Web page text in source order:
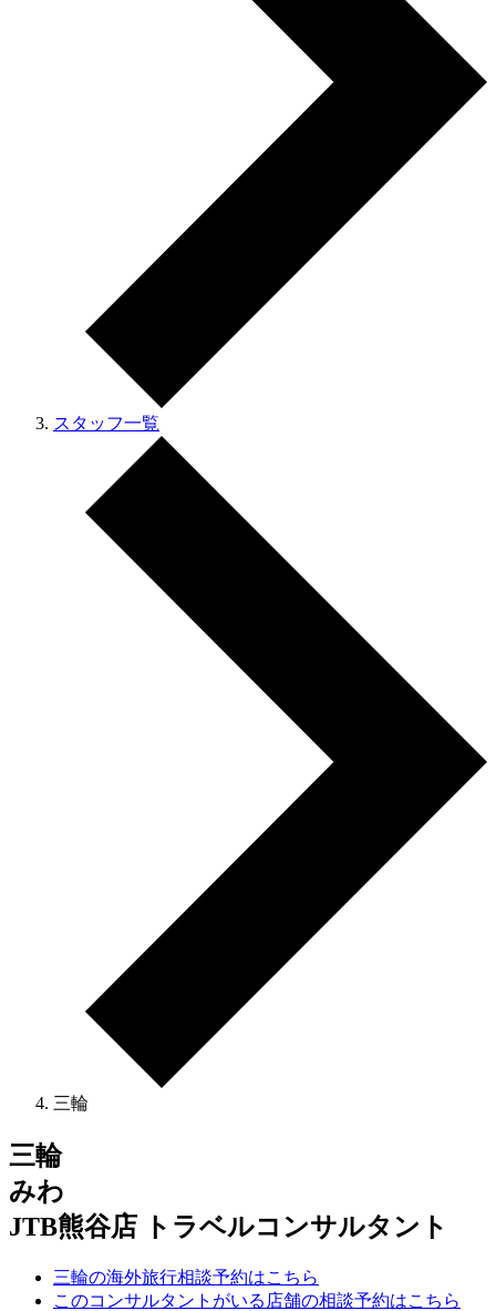
スタッフ一覧
三輪
三輪
みわ
JTB熊谷店 トラベルコンサルタント
三輪の海外旅行相談予約はこちら
このコンサルタントがいる店舗の相談予約はこちら